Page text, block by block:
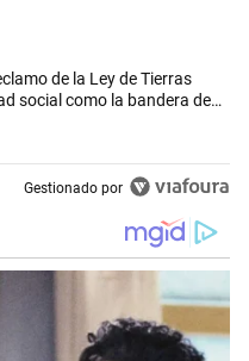
Natalia Volosin el
de la Ley de Tierras
social como la bandera de
Gestionado por